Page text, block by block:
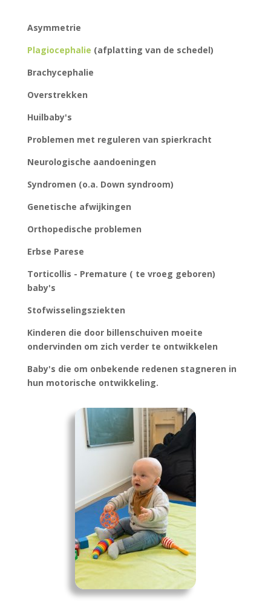
Asymmetrie
Plagiocephalie (afplatting van de schedel)
Brachycephalie
Overstrekken
Huilbaby's
Problemen met reguleren van spierkracht
Neurologische aandoeningen
Syndromen (o.a. Down syndroom)
Genetische afwijkingen
Orthopedische problemen
Erbse Parese
Torticollis - Premature ( te vroeg geboren)
baby's
Stofwisselingsziekten
Kinderen die door billenschuiven moeite
ondervinden om zich verder te ontwikkelen
Baby's die om onbekende redenen stagneren in
hun motorische ontwikkeling.